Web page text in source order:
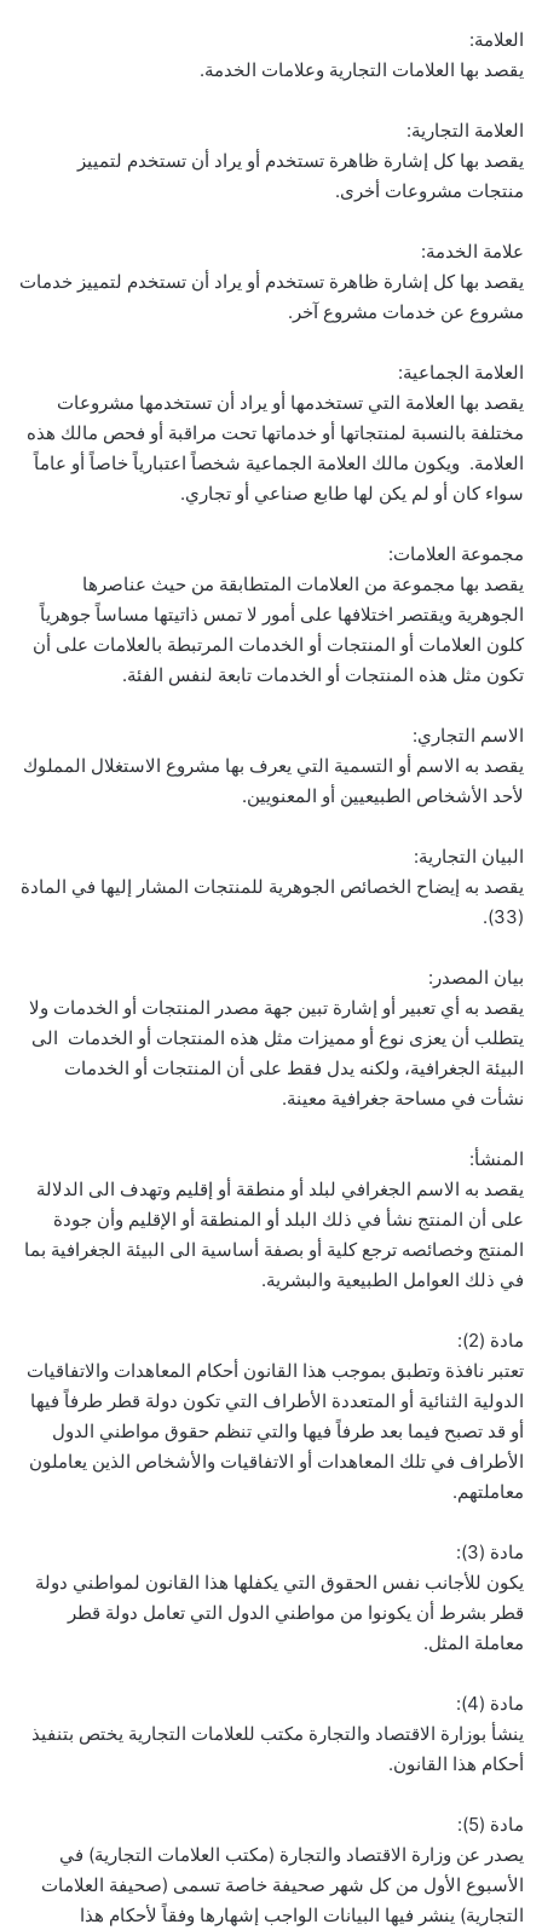
العلامة:
يقصد بها العلامات التجارية وعلامات الخدمة.
العلامة التجارية:
يقصد بها كل إشارة ظاهرة تستخدم أو يراد أن تستخدم لتمييز
منتجات مشروعات أخرى.
علامة الخدمة:
يقصد بها كل إشارة ظاهرة تستخدم أو يراد أن تستخدم لتمييز خدمات
مشروع عن خدمات مشروع آخر.
العلامة الجماعية:
يقصد بها العلامة التي تستخدمها أو يراد أن تستخدمها مشروعات
مختلفة بالنسبة لمنتجاتها أو خدماتها تحت مراقبة أو فحص مالك هذه
العلامة. ويكون مالك العلامة الجماعية شخصاً اعتبارياً خاصاً أو عاماً
سواء كان أو لم يكن لها طابع صناعي أو تجاري.
مجموعة العلامات:
يقصد بها مجموعة من العلامات المتطابقة من حيث عناصرها
الجوهرية ويقتصر اختلافها على أمور لا تمس ذاتيتها مساساً جوهرياً
كلون العلامات أو المنتجات أو الخدمات المرتبطة بالعلامات على أن
تكون مثل هذه المنتجات أو الخدمات تابعة لنفس الفئة.
الاسم التجاري:
يقصد به الاسم أو التسمية التي يعرف بها مشروع الاستغلال المملوك
لأحد الأشخاص الطبيعيين أو المعنويين.
البيان التجارية:
يقصد به إيضاح الخصائص الجوهرية للمنتجات المشار إليها في المادة
(33).
بيان المصدر:
يقصد به أي تعبير أو إشارة تبين جهة مصدر المنتجات أو الخدمات ولا
يتطلب أن يعزى نوع أو مميزات مثل هذه المنتجات أو الخدمات الى
البيئة الجغرافية، ولكنه يدل فقط على أن المنتجات أو الخدمات
نشأت في مساحة جغرافية معينة.
المنشأ:
يقصد به الاسم الجغرافي لبلد أو منطقة أو إقليم وتهدف الى الدلالة
على أن المنتج نشأ في ذلك البلد أو المنطقة أو الإقليم وأن جودة
المنتج وخصائصه ترجع كلية أو بصفة أساسية الى البيئة الجغرافية بما
في ذلك العوامل الطبيعية والبشرية.
مادة (2):
تعتبر نافذة وتطبق بموجب هذا القانون أحكام المعاهدات والاتفاقيات
الدولية الثنائية أو المتعددة الأطراف التي تكون دولة قطر طرفاً فيها
أو قد تصبح فيما بعد طرفاً فيها والتي تنظم حقوق مواطني الدول
الأطراف في تلك المعاهدات أو الاتفاقيات والأشخاص الذين يعاملون
معاملتهم.
مادة (3):
يكون للأجانب نفس الحقوق التي يكفلها هذا القانون لمواطني دولة
قطر بشرط أن يكونوا من مواطني الدول التي تعامل دولة قطر
معاملة المثل.
مادة (4):
ينشأ بوزارة الاقتصاد والتجارة مكتب للعلامات التجارية يختص بتنفيذ
أحكام هذا القانون.
مادة (5):
يصدر عن وزارة الاقتصاد والتجارة (مكتب العلامات التجارية) في
الأسبوع الأول من كل شهر صحيفة خاصة تسمى (صحيفة العلامات
التجارية) ينشر فيها البيانات الواجب إشهارها وفقاً لأحكام هذا